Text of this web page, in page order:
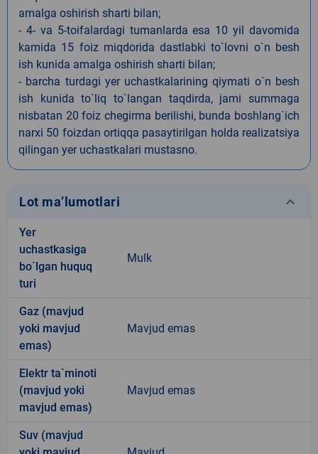
amalga oshirish sharti bilan;
- 4- va 5-toifalardagi tumanlarda esa 10 yil davomida
kamida 15 foiz miqdorida dastlabki to`lovni o`n besh
ish kunida amalga oshirish sharti bilan;
- barcha turdagi yer uchastkalarining qiymati o`n besh
ish kunida to`liq to`langan taqdirda, jami summaga
nisbatan 20 foiz chegirma berilishi, bunda boshlang`ich
narxi 50 foizdan ortiqqa pasaytirilgan holda realizatsiya
qilingan yer uchastkalari mustasno.
Lot ma’lumotlari keyboard_arrow_down
Yer
uchastkasiga
bo`lgan huquq
turi
Mulk
Gaz (mavjud
yoki mavjud
emas)
Mavjud emas
Elektr ta`minoti
(mavjud yoki
mavjud emas)
Mavjud emas
Suv (mavjud